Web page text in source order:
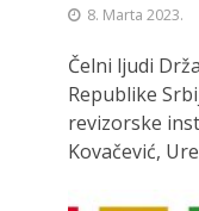
8. Marta 2023.
Čelni ljudi
Republike
revizorske
Kovačević,